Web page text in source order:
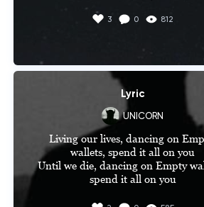
3 0 812
Lyric
UNICORN
Living our lives, dancing on
wallets, spend it all on you
Until we die, dancing on Empty
spend it all on you